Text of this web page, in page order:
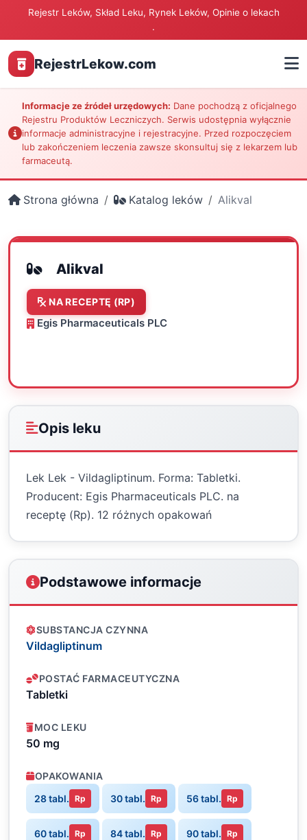
Rejestr Leków, Skład Leku, Rynek Leków, Opinie o lekach
.
RejestrLekow.com
Informacje ze źródeł urzędowych: Dane pochodzą z oficjalnego
Rejestru Produktów Leczniczych. Serwis udostępnia wyłącznie
informacje administracyjne i rejestracyjne. Przed rozpoczęciem
lub zakończeniem leczenia zawsze skonsultuj się z lekarzem lub
farmaceutą.
Strona główna Katalog leków Alikval
Alikval
NA RECEPTĘ (RP)
Egis Pharmaceuticals PLC
Opis leku
Lek Lek - Vildagliptinum. Forma: Tabletki.
Producent: Egis Pharmaceuticals PLC. na
receptę (Rp). 12 różnych opakowań
Podstawowe informacje
SUBSTANCJA CZYNNA
Vildagliptinum
POSTAĆ FARMACEUTYCZNA
Tabletki
MOC LEKU
50 mg
OPAKOWANIA
28 tabl. Rp 30 tabl. Rp 56 tabl. Rp
60 tabl. Rp 84 tabl. Rp 90 tabl. Rp